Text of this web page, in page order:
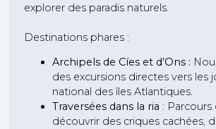
explorer des paradis naturels.
Destinations phares :
Archipels de Cíes et d’Ons :
des excursions directes vers les
national des îles Atlantiques.
Traversées dans la ria :
découvrir des criques cachées,